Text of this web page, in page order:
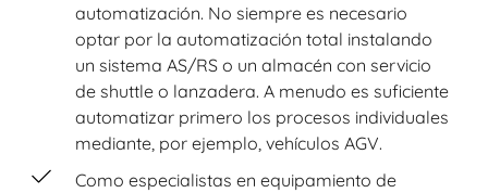
automatización. No siempre es necesario
optar por la automatización total instalando
un sistema AS/RS o un almacén con servicio
de shuttle o lanzadera. A menudo es suficiente
automatizar primero los procesos individuales
mediante, por ejemplo, vehículos AGV.
Como especialistas en equipamiento de